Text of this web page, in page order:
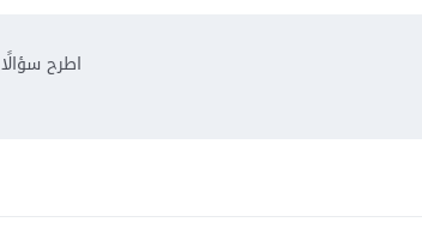
اطرح سؤالًا